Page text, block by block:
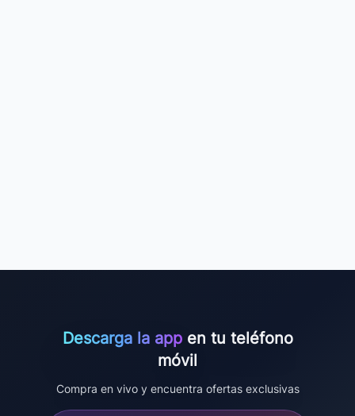
Descarga la appen tu teléfono
móvil
Compra en vivo y encuentra ofertas exclusivas